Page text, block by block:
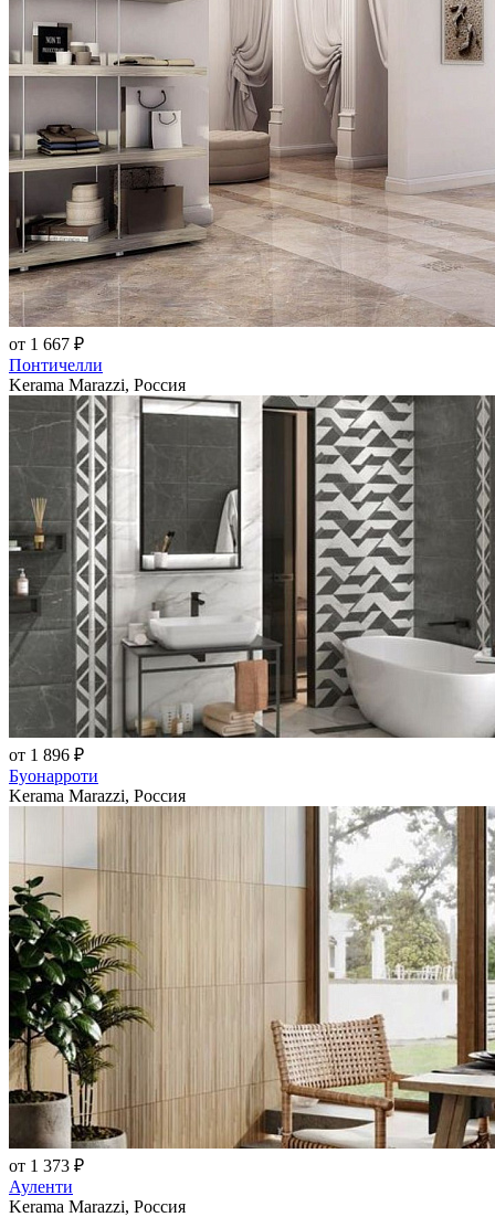
от 1 667 ₽
Понтичелли
Kerama Marazzi, Россия
от 1 896 ₽
Буонарроти
Kerama Marazzi, Россия
от 1 373 ₽
Ауленти
Kerama Marazzi, Россия